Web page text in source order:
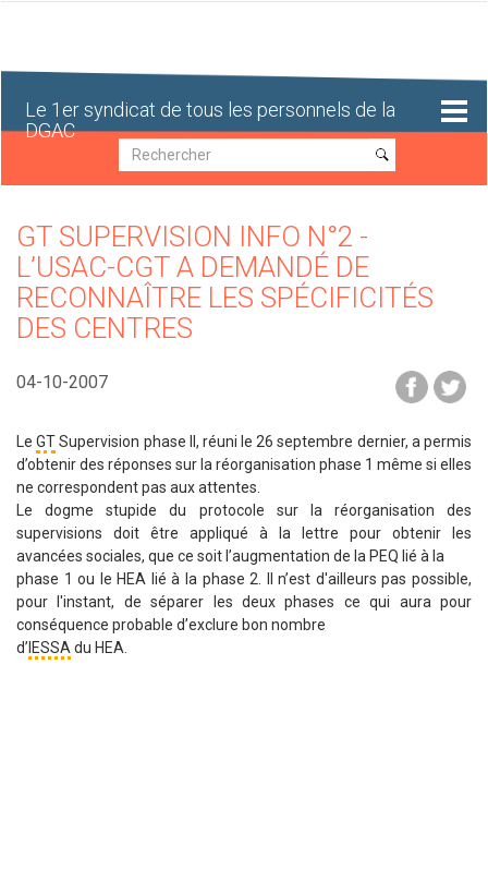
Le 1er syndicat de tous les personnels de la
DGAC
Recherche
Recherche
GT SUPERVISION INFO N°2 -
L’USAC-CGT A DEMANDÉ DE
RECONNAÎTRE LES SPÉCIFICITÉS
DES CENTRES
04-10-2007
LeGTSupervision phase II, réuni le 26 septembre dernier, a permis
d’obtenir des réponses sur la réorganisation phase 1 même si elles
ne correspondent pas aux attentes.
Le dogme stupide du protocole sur la réorganisation des
supervisions doit être appliqué à la lettre pour obtenir les
avancées sociales, que ce soit l’augmentation de la PEQ lié à la
phase 1 ou le HEA lié à la phase 2. Il n’est d'ailleurs pas possible,
pour l'instant, de séparer les deux phases ce qui aura pour
conséquence probable d’exclure bon nombre
d’ IESSA du HEA.